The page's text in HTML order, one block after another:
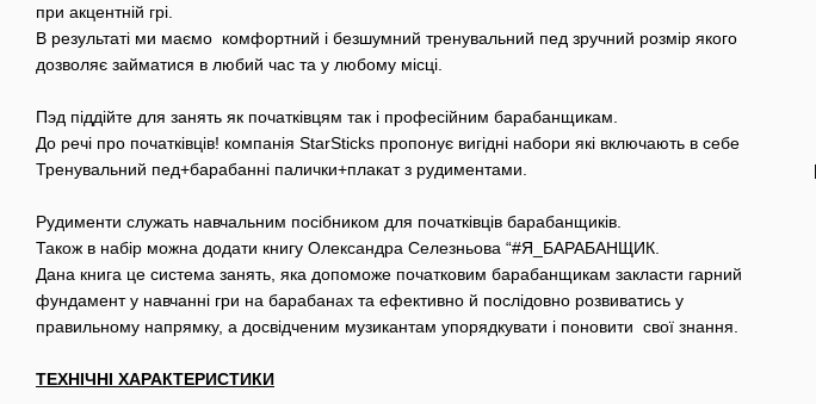
при акцентній грі.
В результаті ми маємо комфортний і безшумний тренувальний пед зручний розмір якого
дозволяє займатися в любий час та у любому місці.
Пэд піддійте для занять як початківцям так і професійним барабанщикам.
До речі про початківців! компанія StarSticks пропонує вигідні набори які включають в себе
Тренувальний пед+барабанні палички+плакат з рудиментами.
Рудименти служать навчальним посібником для початківців барабанщиків.
Також в набір можна додати книгу Олександра Селезньова “#Я_БАРАБАНЩИК.
Дана книга це система занять, яка допоможе початковим барабанщикам закласти гарний
фундамент у навчанні гри на барабанах та ефективно й послідовно розвиватись у
правильному напрямку, а досвідченим музикантам упорядкувати і поновити свої знання.
ТЕХНІЧНІ ХАРАКТЕРИСТИКИ